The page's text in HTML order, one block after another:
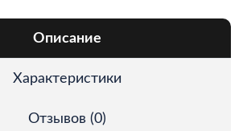
Описание
Характеристики
Отзывов (0)